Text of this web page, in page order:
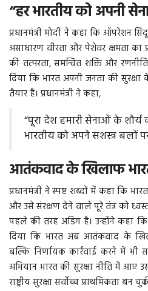
बिहार
संस्कृति, धर्म और आस्था
राशिफल
“हर भारतीय को अपनी
प्रधानमंत्री मोदी ने कहा कि ऑपरेशन
असाधारण वीरता और पेशेवर क्षमता का
की तत्परता, समन्वित शक्ति और
दिया कि भारत अपनी जनता की
तैयार है। प्रधानमंत्री ने कहा,
“पूरा देश हमारी सेनाओं के
भारतीय को अपने सशस्त्र बलों
आतंकवाद के खिलाफ
प्रधानमंत्री ने स्पष्ट शब्दों में कहा कि
और उसे संरक्षण देने वाले पूरे तंत्र को
पहले की तरह अडिग है। उन्होंने कहा
दिया कि भारत अब आतंकवाद के
बल्कि निर्णायक कार्रवाई करने में भी
अभियान भारत की सुरक्षा नीति में आए
राष्ट्रीय सुरक्षा सर्वोच्च प्राथमिकता बन